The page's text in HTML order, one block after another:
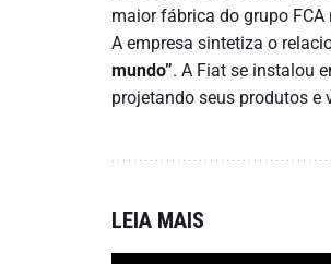
maior fábrica do grupo FCA
A empresa sintetiza o
mundo”. A Fiat se instalou
projetando seus produtos e
LEIA MAIS